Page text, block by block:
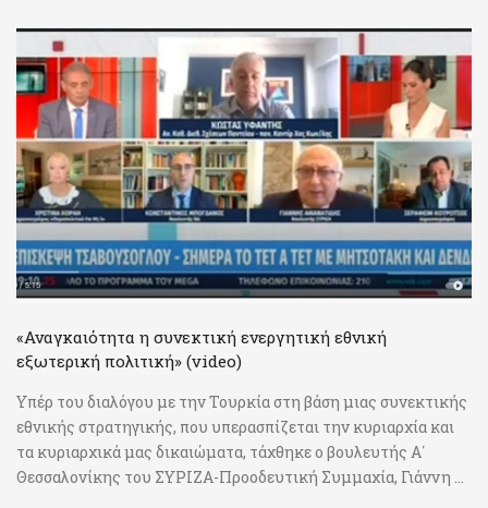
«Αναγκαιότητα η συνεκτική ενεργητική εθνική
εξωτερική πολιτική» (video)
Υπέρ του διαλόγου με την Τουρκία στη βάση μιας συνεκτικής
εθνικής στρατηγικής, που υπερασπίζεται την κυριαρχία και
τα κυριαρχικά μας δικαιώματα, τάχθηκε ο βουλευτής Α΄
Θεσσαλονίκης του ΣΥΡΙΖΑ-Προοδευτική Συμμαχία, Γιάννη ...